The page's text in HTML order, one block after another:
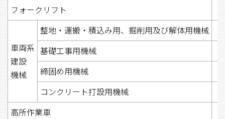
フォークリフト
車両系
建設
機械
整地・運搬・積込み用、掘削用及び解体用機械
基礎工事用機械
締固め用機械
コンクリート打設用機械
高所作業車